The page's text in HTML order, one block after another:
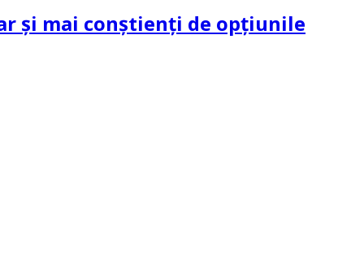
și mai conștienți de opțiunile